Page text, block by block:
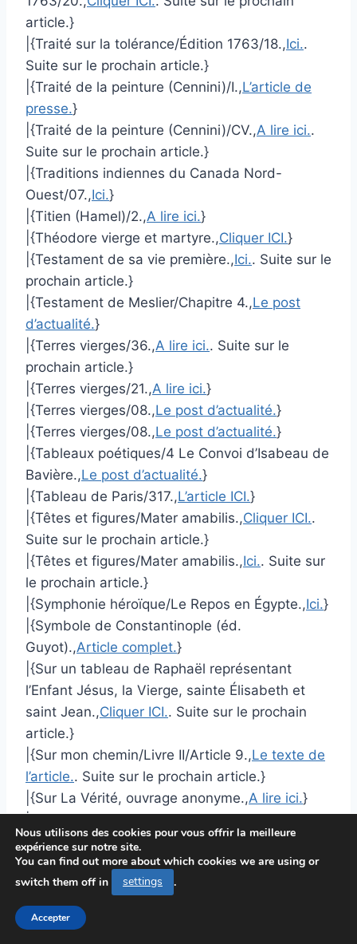
article.}
|{Traité sur la tolérance/Édition 1763/18.,Ici..
Suite sur le prochain article.}
|{Traité de la peinture (Cennini)/I.,L’article de
presse.}
|{Traité de la peinture (Cennini)/CV.,A lire ici..
Suite sur le prochain article.}
|{Traditions indiennes du Canada Nord-
Ouest/07.,Ici.}
|{Titien (Hamel)/2.,A lire ici.}
|{Théodore vierge et martyre.,Cliquer ICI.}
|{Testament de sa vie première.,Ici.. Suite sur le
prochain article.}
|{Testament de Meslier/Chapitre 4.,Le post
d’actualité.}
|{Terres vierges/36.,A lire ici.. Suite sur le
prochain article.}
|{Terres vierges/21.,A lire ici.}
|{Terres vierges/08.,Le post d’actualité.}
|{Terres vierges/08.,Le post d’actualité.}
|{Tableaux poétiques/4 Le Convoi d’Isabeau de
Bavière.,Le post d’actualité.}
|{Tableau de Paris/317.,L’article ICI.}
|{Têtes et figures/Mater amabilis.,Cliquer ICI..
Suite sur le prochain article.}
|{Têtes et figures/Mater amabilis.,Ici.. Suite sur
le prochain article.}
|{Symphonie héroïque/Le Repos en Égypte.,Ici.}
|{Symbole de Constantinople (éd.
Guyot).,Article complet.}
|{Sur un tableau de Raphaël représentant
l’Enfant Jésus, la Vierge, sainte Élisabeth et
saint Jean.,Cliquer ICI.. Suite sur le prochain
article.}
|{Sur mon chemin/Livre II/Article 9.,Le texte de
l’article.. Suite sur le prochain article.}
|{Sur La Vérité, ouvrage anonyme.,A lire ici.}
|{Spirite/Ch. 11.,Article complet.. Suite sur le
prochain article.}
|{Souvenirs poétiques de l’école
romantique/Ode à une Jeune Fille.,
d’actualité.
|{Souvenirs poétiques de l’école
Nous utilisons des cookies pour vous offrir la meilleure
expérience sur notre site.
You can find out more about which cookies we are using or
switch them off in
settings .
Accepter